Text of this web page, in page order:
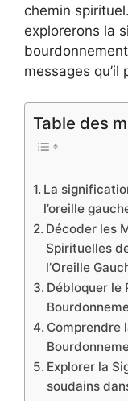
chemin
explorerons la
messages
Table des
La
l’oreille
Décoder les
Spirituelles
l’Oreille
Débloquer le
Comprendre
Explorer la
soudains